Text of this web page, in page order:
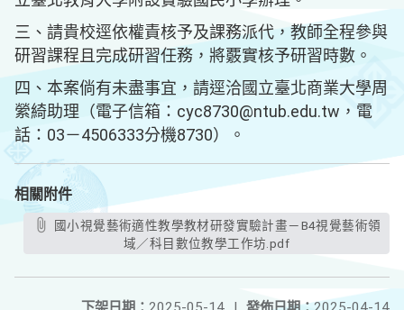
三、請貴校逕依權責核予及課務派代，教師全程參與
研習課程且完成研習任務，將覈實核予研習時數。
四、本案倘有未盡事宜，請逕洽國立臺北商業大學周
縈綺助理（電子信箱：cyc8730@ntub.edu.tw，電
話：03－4506333分機8730）。
相關附件
域／科目數位教學工作坊.pdf